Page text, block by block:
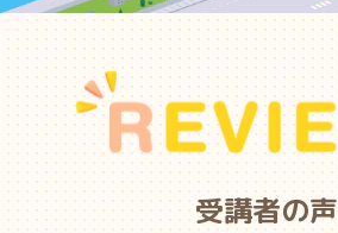
受講者の声